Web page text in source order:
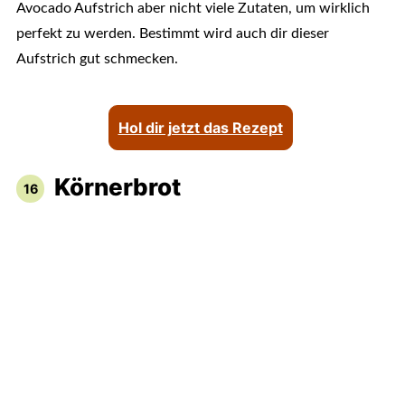
Avocado Aufstrich aber nicht viele Zutaten, um wirklich
perfekt zu werden. Bestimmt wird auch dir dieser
Aufstrich gut schmecken.
Hol dir jetzt das Rezept
Körnerbrot